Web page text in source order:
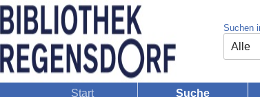
Suchen
Alle
Start Suche